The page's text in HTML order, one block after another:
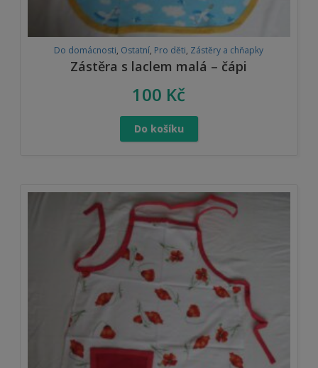
Do domácnosti, Ostatní, Pro děti, Zástěry a chňapky
Zástěra s laclem malá – čápi
100 Kč
Do košíku